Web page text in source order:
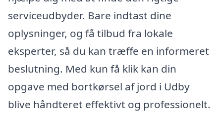
serviceudbyder. Bare indtast dine
oplysninger, og få tilbud fra lokale
eksperter, så du kan træffe en informeret
beslutning. Med kun få klik kan din
opgave med bortkørsel af jord i Udby
blive håndteret effektivt og professionelt.